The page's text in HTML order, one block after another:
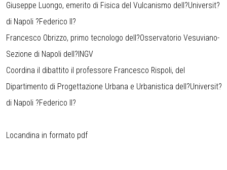
Giuseppe Luongo, emerito di Fisica del Vulcanismo dell?Universit?
di Napoli ?Federico II?
Francesco Obrizzo, primo tecnologo dell?Osservatorio Vesuviano-
Sezione di Napoli dell?INGV
Coordina il dibattito il professore Francesco Rispoli, del
Dipartimento di Progettazione Urbana e Urbanistica dell?Universit?
di Napoli ?Federico II?
Locandina in formato pdf